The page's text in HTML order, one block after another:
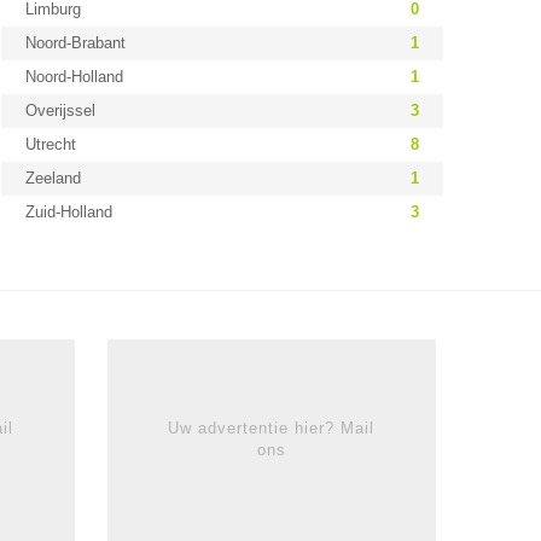
Limburg
0
Noord-Brabant
1
Noord-Holland
1
Overijssel
3
Utrecht
8
Zeeland
1
Zuid-Holland
3
Uw advertentie hier? Mail
ons